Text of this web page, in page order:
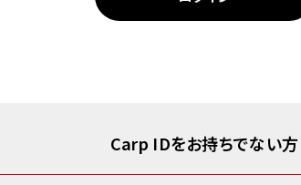
Carp IDをお持ちでない方